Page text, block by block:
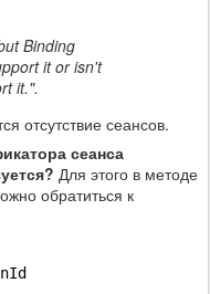
Binding
it or isn't
it.".
отсутствие сеансов.
сеанса
Для этого в методе
обратиться к